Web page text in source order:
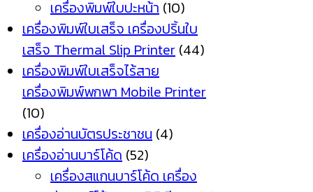
เครื่องพิมพ์ใบปะหน้า (10)
เครื่องพิมพ์ใบเสร็จ เครื่องปริ้นใบ
เสร็จ Thermal Slip Printer (44)
เครื่องพิมพ์ใบเสร็จไร้สาย
เครื่องพิมพ์พกพา Mobile Printer
(10)
เครื่องอ่านบัตรประชาชน (4)
เครื่องอ่านบาร์โค้ด (52)
เครื่องสแกนบาร์โค้ด เครื่อง